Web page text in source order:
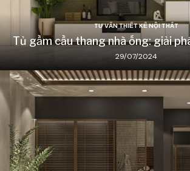
TƯ VẤN THIẾT KẾ NỘI THẤT
Tủ gầm cầu thang nhà ống: giải
29/07/2024